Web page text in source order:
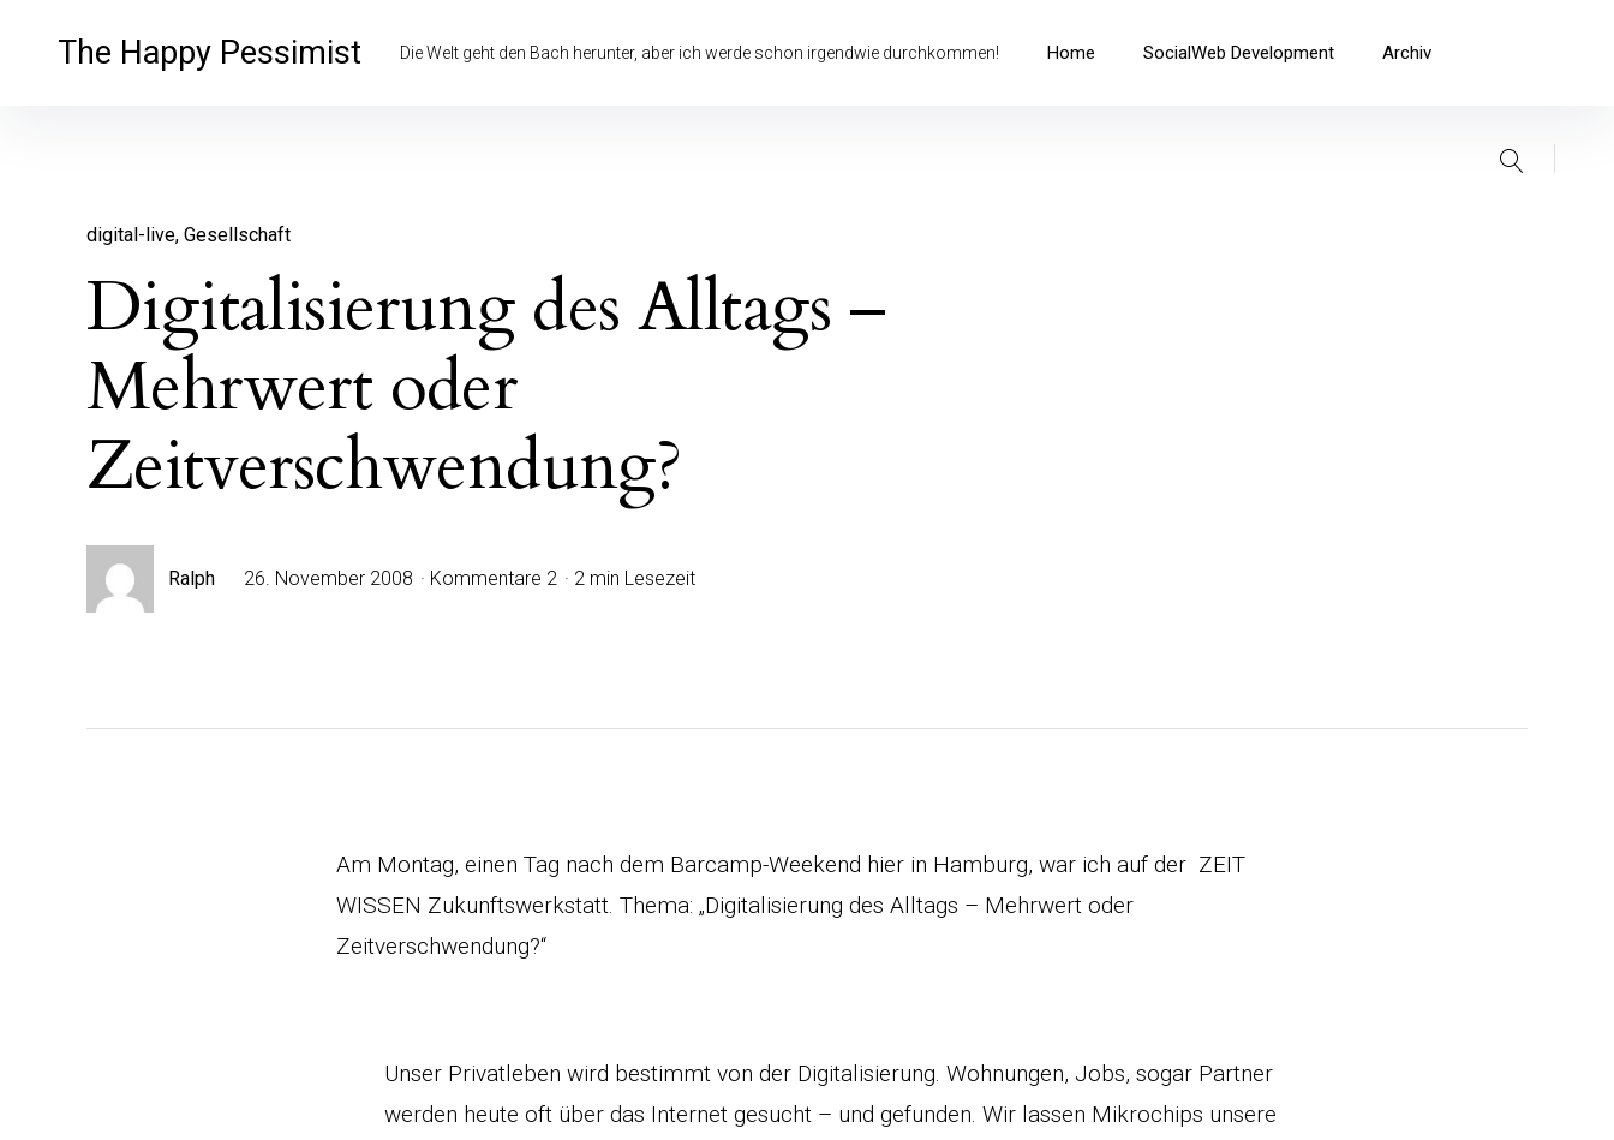
überspringenThe Happy Pessimist Die Welt geht den Bach herunter, aber ich werde schon irgendwie durchkommen! Home SocialWeb Development Archiv
digital-live Gesellschaft
Digitalisierung des Alltags –
Mehrwert oder
Zeitverschwendung?
Ralph 26. November 2008 Kommentare 2 2 min Lesezeit
Am Montag, einen Tag nach dem Barcamp-Weekend hier in Hamburg, war ich auf der ZEIT
WISSEN Zukunftswerkstatt. Thema: „Digitalisierung des Alltags – Mehrwert oder
Zeitverschwendung?“
Unser Privatleben wird bestimmt von der Digitalisierung. Wohnungen, Jobs, sogar Partner
werden heute oft über das Internet gesucht – und gefunden. Wir lassen Mikrochips unsere